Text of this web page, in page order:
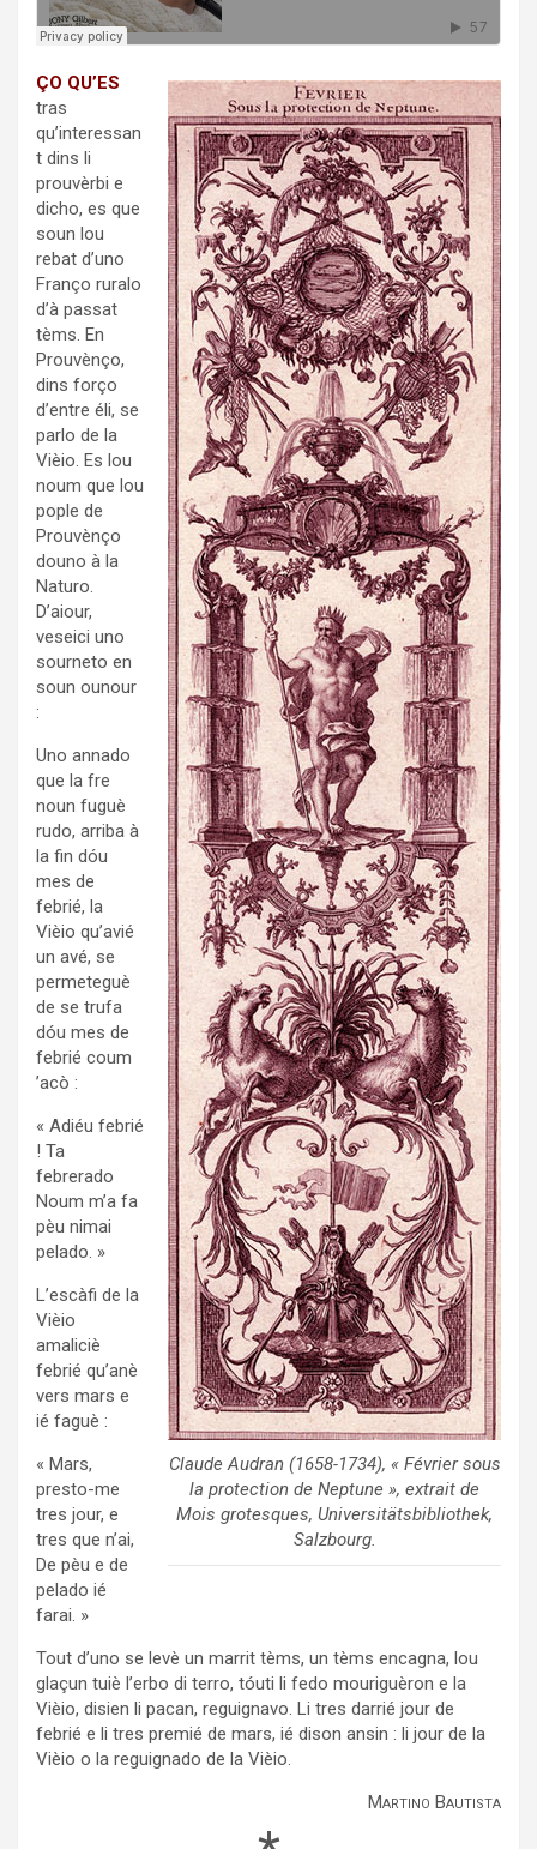
o
k
r
Claude Audran (1658-1734), « Février sous
la protection de Neptune », extrait de
Mois grotesques, Universitätsbibliothek,
Salzbourg.
ÇO QU’ES
tras
qu’interessan
t dins li
prouvèrbi e
dicho, es que
soun lou
rebat d’uno
Franço ruralo
d’à passat
tèms. En
Prouvènço,
dins forço
d’entre éli, se
parlo de la
Vièio. Es lou
noum que lou
pople de
Prouvènço
douno à la
Naturo.
D’aiour,
veseici uno
sourneto en
soun ounour
:
Uno annado
que la fre
noun fuguè
rudo, arriba à
la fin dóu
mes de
febrié, la
Vièio qu’avié
un avé, se
per­me­te­guè
de se trufa
dóu mes de
febrié coum
’acò :
« Adiéu febrié
! Ta
febrerado
Noum m’a fa
pèu nimai
pelado. »
L’escàfi de la
Vièio
amaliciè
febrié qu’anè
vers mars e
ié faguè :
« Mars,
presto-me
tres jour, e
tres que n’ai,
De pèu e de
pelado ié
farai. »
Tout d’uno se levè un marrit tèms, un tèms encagna, lou
glaçun tuiè l’erbo di terro, tóuti li fedo mouriguèron e la
Vièio, disien li pacan, reguignavo. Li tres darrié jour de
febrié e li tres premié de mars, ié dison ansin : li jour de la
Vièio o la reguignado de la Vièio.
Martino Bautista